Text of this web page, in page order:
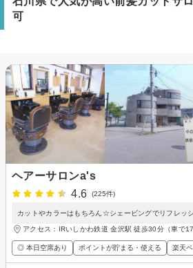
可
ヘアーサロンa's
4.6
(225件)
カットやカラーはもちろん☆シェービングでリフレッ
アクセス：IRいしかわ鉄道 金沢駅 徒歩30分（車で17
◎ 本日空席あり ポイントが貯まる・使える 楽天